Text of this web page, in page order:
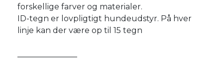
forskellige farver og materialer.
ID-tegn er lovpligtigt hundeudstyr. På hver
linje kan der være op til 15 tegn